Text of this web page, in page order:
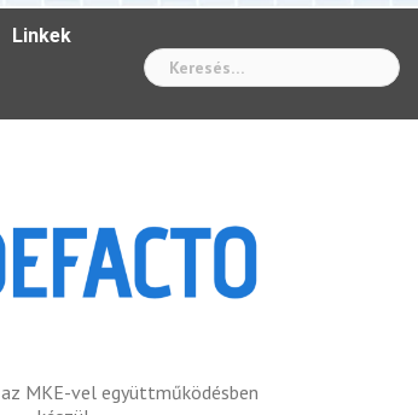
Linkek
az MKE-vel együttműködésben